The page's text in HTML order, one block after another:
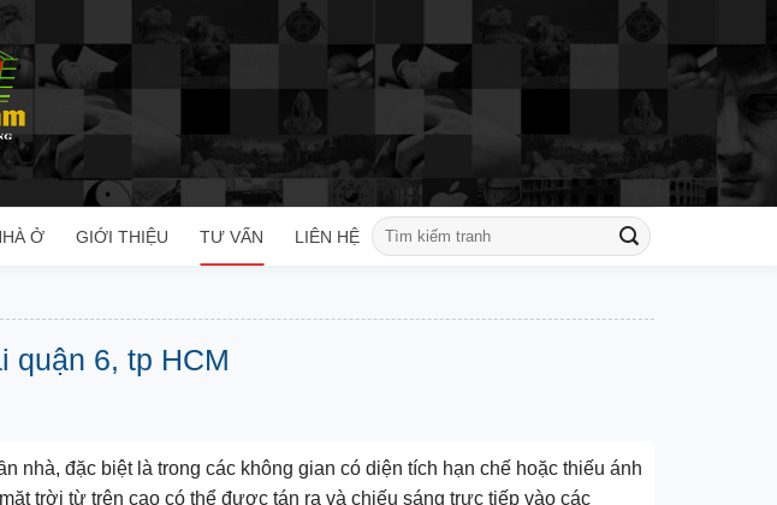
Ở GIỚI THIỆU TƯ VẤN LIÊN HỆ
Tìm
kiếm:
quận 6, tp HCM
nhà, đặc biệt là trong các không gian có diện tích hạn chế hoặc thiếu ánh
trời từ trên cao có thể được tán ra và chiếu sáng trực tiếp vào các